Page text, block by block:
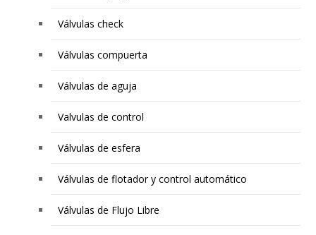
Válvulas check
Válvulas compuerta
Válvulas de aguja
Valvulas de control
Válvulas de esfera
Válvulas de flotador y control automático
Válvulas de Flujo Libre